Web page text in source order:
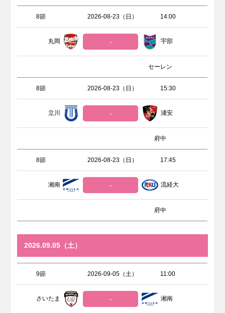
8節 2026-08-23（日） 14:00
丸岡 - 宇部
セーレン
8節 2026-08-23（日） 15:30
立川 - 浦安
府中
8節 2026-08-23（日） 17:45
湘南 - 流経大
府中
2026.09.05（土）
9節 2026-09-05（土） 11:00
さいたま - 湘南